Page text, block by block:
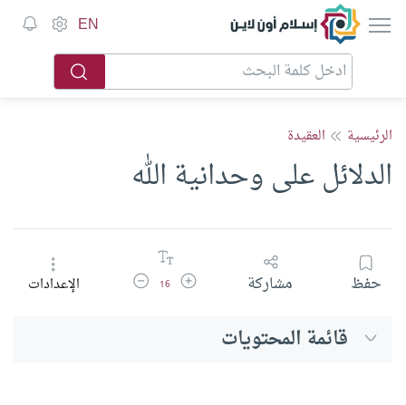
إسلام أون لاين EN
الرئيسية العقيدة
الدلائل على وحدانية الله
حفظ مشاركة زيادة حجم الخط
16 تقليل حجم الخطالإعدادات
قائمة المحتويات